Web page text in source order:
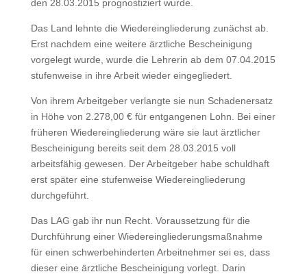
den 28.03.2015 prognostiziert wurde.
Das Land lehnte die Wiedereingliederung zunächst ab.
Erst nachdem eine weitere ärztliche Bescheinigung
vorgelegt wurde, wurde die Lehrerin ab dem 07.04.2015
stufenweise in ihre Arbeit wieder eingegliedert.
Von ihrem Arbeitgeber verlangte sie nun Schadenersatz
in Höhe von 2.278,00 € für entgangenen Lohn. Bei einer
früheren Wiedereingliederung wäre sie laut ärztlicher
Bescheinigung bereits seit dem 28.03.2015 voll
arbeitsfähig gewesen. Der Arbeitgeber habe schuldhaft
erst später eine stufenweise Wiedereingliederung
durchgeführt.
Das LAG gab ihr nun Recht. Voraussetzung für die
Durchführung einer Wiedereingliederungsmaßnahme
für einen schwerbehinderten Arbeitnehmer sei es, dass
dieser eine ärztliche Bescheinigung vorlegt. Darin